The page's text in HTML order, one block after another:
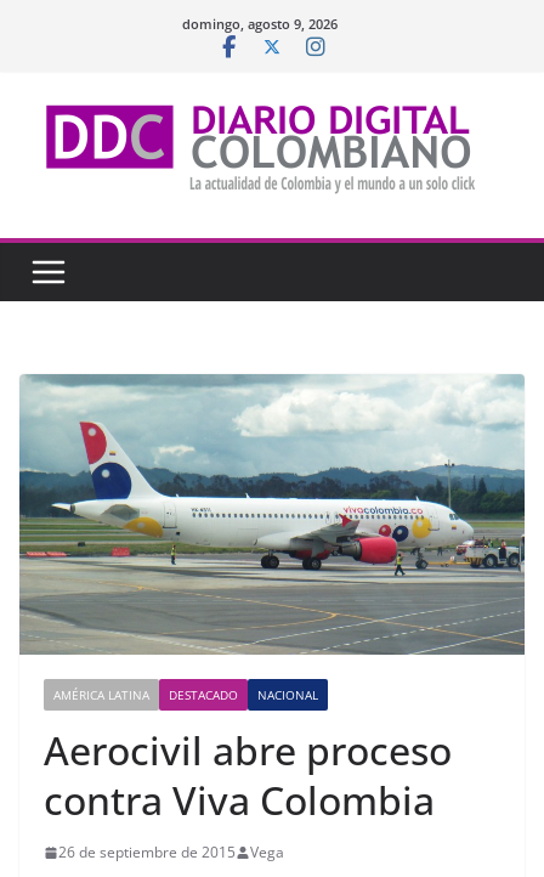
domingo, agosto 9, 2026
AMÉRICA LATINA DESTACADO NACIONAL
Aerocivil abre proceso
contra Viva Colombia
26 de septiembre de 2015 Vega